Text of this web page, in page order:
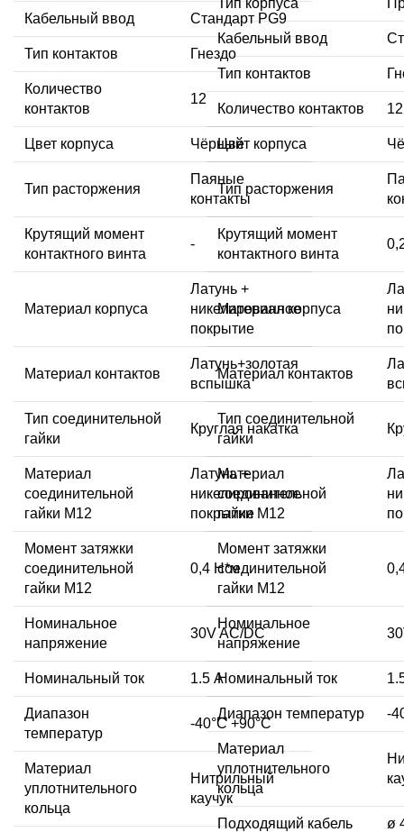
Кабельный ввод Стандарт PG9
Тип контактов Гнездо
Количество
контактов
12
Цвет корпуса Чёрный
Тип расторжения
Паяные
контакты
Крутящий момент
контактного винта
-
Материал корпуса
Латунь +
никелированное
покрытие
Материал контактов
Латунь+золотая
вспышка
Тип соединительной
гайки
Круглая накатка
Материал
соединительной
гайки M12
Латунь +
никелированное
покрытие
Момент затяжки
соединительной
гайки M12
0,4 Н*м
Номинальное
напряжение
30V AC/DC
Номинальный ток 1.5 А
Диапазон
температур
-40°C +90°C
Материал
уплотнительного
кольца
Нитрильный
каучук
Тип корпуса
Кабельный ввод
Тип контактов
Количество контактов 12
Цвет корпуса
Тип расторжения
Крутящий момент
контактного винта
Материал корпуса
Материал контактов
Тип соединительной
гайки
Материал
соединительной
гайки M12
Момент затяжки
соединительной
гайки M12
Номинальное
напряжение
Номинальный ток
Диапазон температур -
Материал
уплотнительного
кольца
Подходящий кабель ø